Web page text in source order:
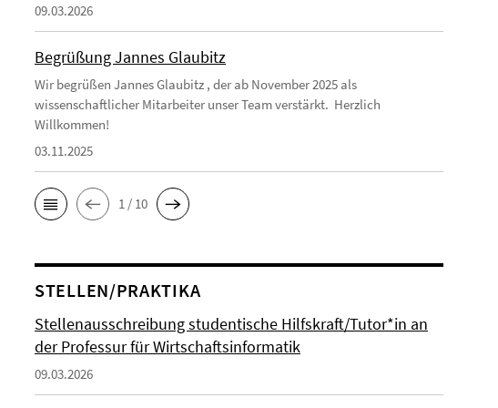
09.03.2026
Begrüßung Jannes Glaubitz
Wir begrüßen Jannes Glaubitz , der ab November 2025 als
wissenschaftlicher Mitarbeiter unser Team verstärkt. Herzlich
Willkommen!
03.11.2025
1 / 10
STELLEN/PRAKTIKA
Stellenausschreibung studentische Hilfskraft/Tutor*in an
der Professur für Wirtschaftsinformatik
09.03.2026